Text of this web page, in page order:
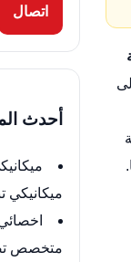
اتصال
أحدث
ميكانيكي
متخصص تصليح